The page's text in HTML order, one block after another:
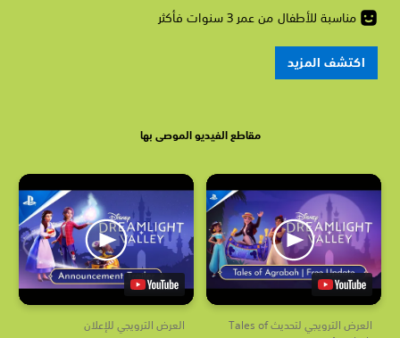
مناسبة للأطفال من عمر 3 سنوات فأكثر
اكتشف المزيد
مقاطع الفيديو الموصى بها
العرض الترويجي للإعلان
العرض الترويجي لتحديث Tales of